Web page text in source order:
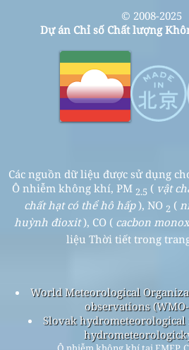
© 2008-2025
Dự án Chỉ số Chất lượng
Các nguồn dữ liệu được sử dụng
Ô nhiễm không khí, PM 2.5 ( vật
chất hạt có thể hô hấp), NO 2 (
huỳnh đioxit), CO ( cacbon
liệu Thời tiết trong
World Meteorological
observations (WMO-
Slovak